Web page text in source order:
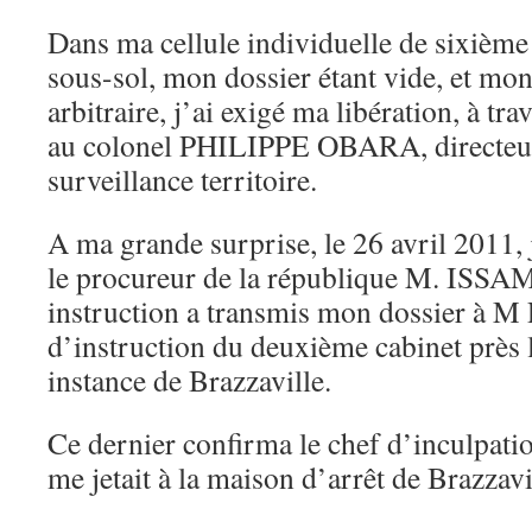
Dans ma cellule individuelle de
sous-sol, mon dossier étant vide, et
arbitraire, j’ai exigé ma libération, à
au colonel PHILIPPE OBARA,
surveillance territoire.
A ma grande surprise, le 26 avril 2011,
le procureur de la république M.
instruction a transmis mon dossier à
d’instruction du deuxième cabinet
instance de Brazzaville.
Ce dernier confirma le chef
me jetait à la maison d’arrêt de